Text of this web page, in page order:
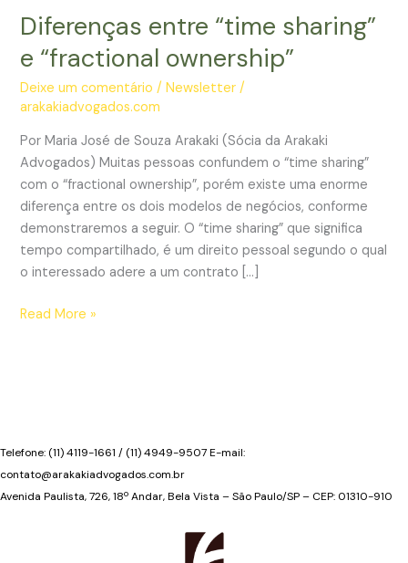
Diferenças entre “time sharing”
e “fractional ownership”
Deixe um comentário /Newsletter /
arakakiadvogados.com
Por Maria José de Souza Arakaki (Sócia da Arakaki
Advogados) Muitas pessoas confundem o “time sharing”
com o “fractional ownership”, porém existe uma enorme
diferença entre os dois modelos de negócios, conforme
demonstraremos a seguir. O “time sharing” que significa
tempo compartilhado, é um direito pessoal segundo o qual
o interessado adere a um contrato […]
Diferenças
ownership”
Read More »
Telefone: (11) 4119-1661 / (11) 4949-9507 E-mail:
contato@arakakiadvogados.com.br
Avenida Paulista, 726, 18º Andar, Bela Vista – São Paulo/SP – CEP: 01310-910